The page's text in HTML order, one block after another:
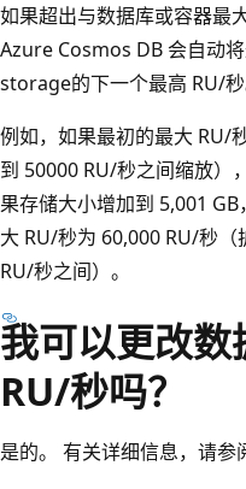
如果超出与数据库或容器最
Azure Cosmos DB 会自动
storage的下一个最高 RU/秒
例如，如果最初的最大 RU/
到 50000 RU/秒之间缩放）
果存储大小增加到 5,001
大 RU/秒为 60,000 RU/秒
RU/秒之间）。
我可以更改
RU/秒吗？
是的。 有关详细信息，请参